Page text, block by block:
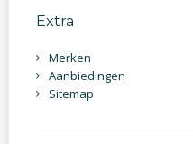
Extra
Merken
Aanbiedingen
Sitemap